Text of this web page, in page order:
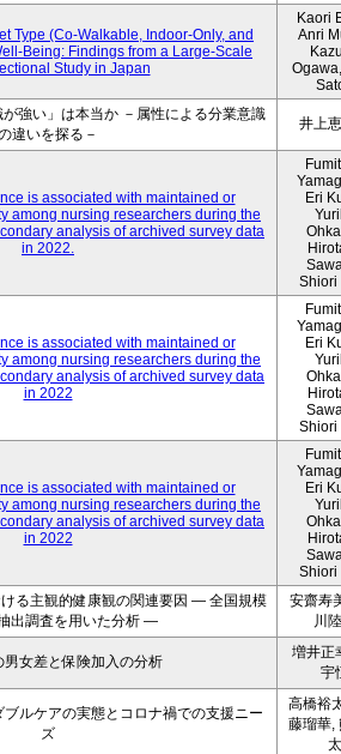
Type (Co-Walkable, Indoor-Only, and
Being: Findings from a Large-Scale
Study in Japan
Kaori
Anri
が強い」は本当か －属性による分業意識
違いを探る－
井上
is associated with maintained or
among nursing researchers during the
analysis of archived survey data
in 2022.
Eri
Shiori
is associated with maintained or
among nursing researchers during the
analysis of archived survey data
in 2022
Eri
Shiori
is associated with maintained or
among nursing researchers during the
analysis of archived survey data
in 2022
Eri
Shiori
る主観的健康観の関連要因 ― 全国規模
出調査を用いた分析 ―
安齋寿
川
男女差と保険加入の分析
増井正
宇
ルケアの実態とコロナ禍での支援ニー
ズ
高橋裕
藤瑠華,
太